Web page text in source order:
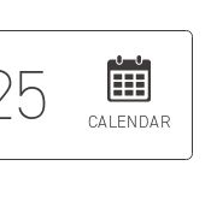
CALENDAR